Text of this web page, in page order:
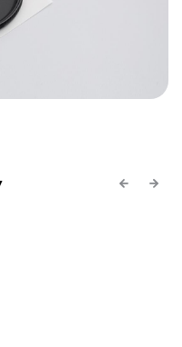
Previous
Next